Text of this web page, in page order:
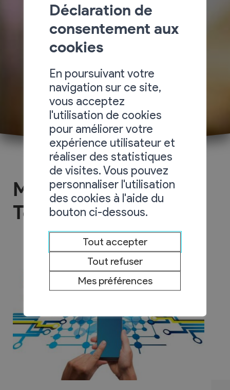
MC Domotique &
Telecom Sàrl
Déclaration de
consentement aux
cookies
En poursuivant votre
navigation sur ce site,
vous acceptez
l'utilisation de cookies
pour améliorer votre
expérience utilisateur et
réaliser des statistiques
de visites. Vous pouvez
personnaliser l'utilisation
des cookies à l'aide du
bouton ci-dessous.
Tout accepter
Tout refuser
Mes préférences